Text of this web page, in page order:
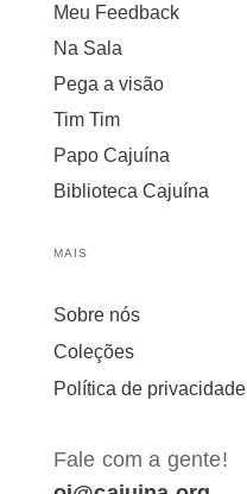
Meu Feedback
Na Sala
Pega a visão
Tim Tim
Papo Cajuína
Biblioteca Cajuína
MAIS
Sobre nós
Coleções
Política de privacidade
Fale com a gente!